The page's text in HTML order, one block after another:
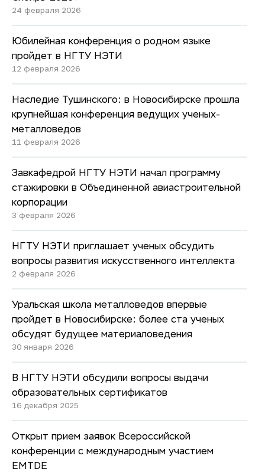
24 февраля 2026
Юбилейная конференция о родном языке
пройдет в НГТУ НЭТИ
12 февраля 2026
Наследие Тушинского: в Новосибирске прошла
крупнейшая конференция ведущих ученых-
металловедов
11 февраля 2026
Завкафедрой НГТУ НЭТИ начал программу
стажировки в Объединенной авиастроительной
корпорации
3 февраля 2026
НГТУ НЭТИ приглашает ученых обсудить
вопросы развития искусственного интеллекта
2 февраля 2026
Уральская школа металловедов впервые
пройдет в Новосибирске: более ста ученых
обсудят будущее материаловедения
30 января 2026
В НГТУ НЭТИ обсудили вопросы выдачи
образовательных сертификатов
16 декабря 2025
Открыт прием заявок Всероссийской
конференции с международным участием
EMTDE